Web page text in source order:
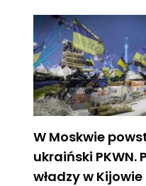
W Moskwie
ukraiński PKWN.
władzy w